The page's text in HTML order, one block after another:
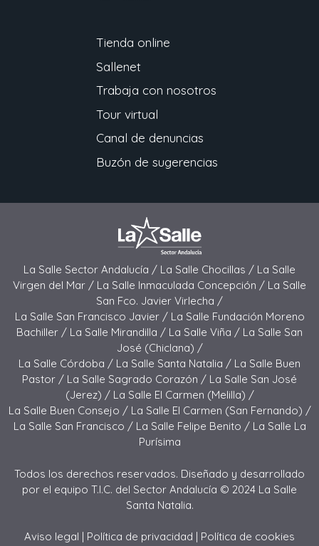
Tienda online
Sallenet
Trabaja con nosotros
Tour virtual
Canal de denuncias
Buzón de sugerencias
La Salle Sector Andalucía / La Salle Chocillas / La Salle
Virgen del Mar / La Salle Inmaculada Concepción / La Salle
San Fco. Javier Virlecha /
La Salle San Francisco Javier / La Salle Fundación Moreno
Bachiller / La Salle Mirandilla / La Salle Viña / La Salle San
José (Chiclana) /
La Salle Córdoba / La Salle Santa Natalia / La Salle Buen
Pastor / La Salle Sagrado Corazón / La Salle San José
(Jerez) / La Salle El Carmen (Melilla) /
La Salle Buen Consejo / La Salle El Carmen (San Fernando) /
La Salle San Francisco / La Salle Felipe Benito / La Salle La
Purísima
Todos los derechos reservados. Diseñado y desarrollado
por el equipo T.I.C. del Sector Andalucía © 2024 La Salle
Santa Natalia.
Aviso legal | Política de privacidad | Política de cookies